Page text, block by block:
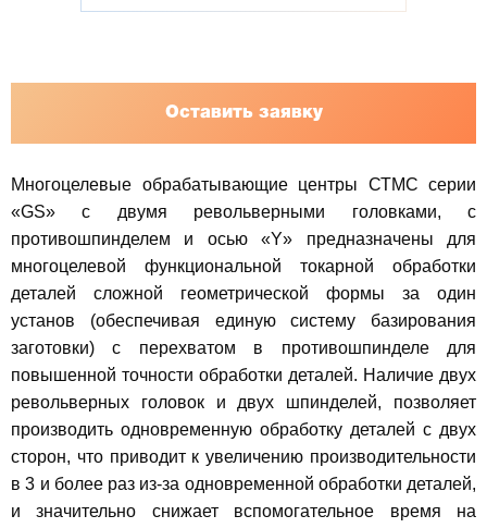
Оставить заявку
Многоцелевые обрабатывающие центры СТМС серии
«GS» с двумя револьверными головками, с
противошпинделем и осью «Y» предназначены для
многоцелевой функциональной токарной обработки
деталей сложной геометрической формы за один
установ (обеспечивая единую систему базирования
заготовки) с перехватом в противошпинделе для
повышенной точности обработки деталей. Наличие двух
револьверных головок и двух шпинделей, позволяет
производить одновременную обработку деталей с двух
сторон, что приводит к увеличению производительности
в 3 и более раз из-за одновременной обработки деталей,
и значительно снижает вспомогательное время на